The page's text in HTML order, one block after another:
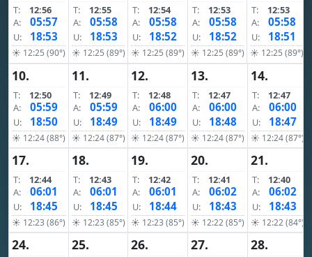
T:
12:56
A:
05:57
U: 18:53
☀ 12:25 (90°)
T:
12:55
A:
05:58
U: 18:53
☀ 12:25 (89°)
T:
12:54
A:
05:58
U: 18:52
☀ 12:25 (89°)
T:
12:53
A:
05:58
U: 18:52
☀ 12:25 (89°)
T:
12:53
A:
05:58
U: 18:51
☀ 12:25 (89°)
10.
T:
12:50
A:
05:59
U: 18:50
☀ 12:24 (88°)
11.
T:
12:49
A:
05:59
U: 18:49
☀ 12:24 (87°)
12.
T:
12:48
A:
06:00
U: 18:49
☀ 12:24 (87°)
13.
T:
12:47
A:
06:00
U: 18:48
☀ 12:24 (87°)
14.
T:
12:47
A:
06:00
U: 18:47
☀ 12:24 (87°)
17.
T:
12:44
A:
06:01
U: 18:45
☀ 12:23 (86°)
18.
T:
12:43
A:
06:01
U: 18:45
☀ 12:23 (85°)
19.
T:
12:42
A:
06:01
U: 18:44
☀ 12:23 (85°)
20.
T:
12:41
A:
06:02
U: 18:43
☀ 12:22 (85°)
21.
T:
12:40
A:
06:02
U: 18:43
☀ 12:22 (84°)
24. 25. 26. 27. 28.